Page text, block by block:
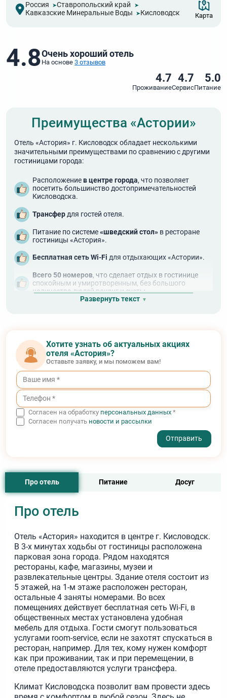
Россия
Ставропольский край
Кавказские Минеральные Воды
Кисловодск Карта
4.8Очень хороший отель
На основе3 отзывов
4.7
Проживание
4.7
Сервис
5.0
Питание
Преимущества «Астории»
Отель «Астория» г. Кисловодск обладает несколькими
значительными преимуществами по сравнению с другими
гостиницами города:
Расположениев центре города, что позволяет
посетить большинство достопримечательностей
Кисловодска.
Трансфердля гостей отеля.
Питание по системе«шведский стол» в ресторане
гостиницы «Астория».
Бесплатная сеть Wi-Fi для отдыхающих «Астории».
Всего 50 номеров, что сделает отдых в гостинице
спокойным и умиротворенным, без большого
количества людей вокруг и суеты.
Собственноеэкскурсионное бюро.
Развернуть текст
Хотите узнать об актуальных акциях
отеля «Астория»?
Оставьте заявку, и мы поможем вам!
Согласен на обработку персональных данных*
Согласен получать новости и рассылки
Про отель Питание Досуг
Про отель
Отель «Астория» находится в центре г. Кисловодск.
В 3-х минутах ходьбы от гостиницы расположена
парковая зона города. Рядом находятся
рестораны, кафе, магазины, музеи и
развлекательные центры. Здание отеля состоит из
5 этажей, на 1-м этаже расположен ресторан,
остальные 4 заняты номерами. Во всех
помещениях действует бесплатная сеть Wi-Fi, в
общественных местах установлена удобная
мебель для отдыха. Гости смогут пользоваться
услугами room-service, если не захотят спускаться в
ресторан, например. Для тех, кому нужен комфорт
как при проживании, так и при перемещении, в
отеле предоставляются услуги трансфера.
Климат Кисловодска позволит вам провести здесь